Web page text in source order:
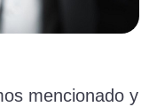
mencionado y